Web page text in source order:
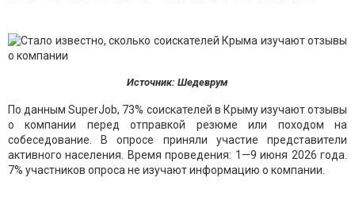
Источник: Шедеврум
По данным SuperJob, 73% соискателей в Крыму изучают отзывы
о компании перед отправкой резюме или походом на
собеседование. В опросе приняли участие представители
активного населения. Время проведения: 1—9 июня 2026 года.
7% участников опроса не изучают информацию о компании.